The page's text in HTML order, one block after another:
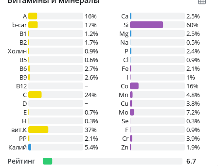
A
16%
b-car
17%
В1
1.2%
B2
1.7%
Холин
0.9%
B5
0.6%
B6
2.7%
B9
2.6%
B12
~
C
24%
D
~
E
0.7%
H
0.3%
вит.К
37%
PP
2.1%
Калий
5.4%
Ca
2.5%
Si
60%
Mg
2.5%
Na
0.5%
P
2.4%
Cl
0.9%
Fe
2.1%
I
1%
Co
16%
Mn
4.8%
Cu
3.8%
Mo
7.2%
Se
0.3%
F
0.9%
Cr
3.9%
Zn
1.9%
Рейтинг 6.7